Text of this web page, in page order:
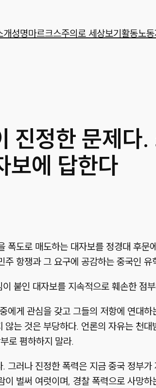
개성명마르크스주의로 세상보기활동노
진정한 문제다.
보에 답한다
폭도로 매도하는 대자보를 정경대 후
항쟁과 그 요구에 공감하는 중국인 유
붙인 대자보를 지속적으로 훼손한 점
게 관심을 갖고 그들의 저항에 연대
않는 것은 부당하다. 언론의 자유는 천
로 폄하하지 말라.
그러나 진정한 폭력은 지금 중국 정부
벌써 여럿이며, 경찰 폭력으로 사망하